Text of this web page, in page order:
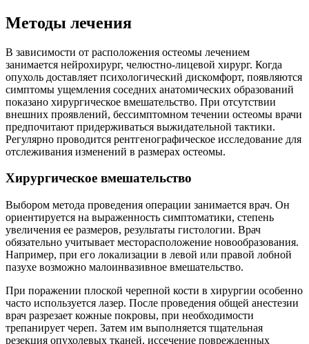
Методы лечения
В зависимости от расположения остеомы лечением
занимается нейрохирург, челюстно-лицевой хирург. Когда
опухоль доставляет психологический дискомфорт, появляются
симптомы ущемления соседних анатомических образований
показано хирургическое вмешательство. При отсутствии
внешних проявлений, бессимптомном течении остеомы врачи
предпочитают придерживаться выжидательной тактики.
Регулярно проводится рентгенографическое исследование для
отслеживания изменений в размерах остеомы.
Хирургическое вмешательство
Выбором метода проведения операции занимается врач. Он
ориентируется на выраженность симптоматики, степень
увеличения ее размеров, результаты гистологии. Врач
обязательно учитывает месторасположение новообразования.
Например, при его локализации в левой или правой лобной
пазухе возможно малоинвазивное вмешательство.
При поражении плоской черепной кости в хирургии особенно
часто используется лазер. После проведения общей анестезии
врач разрезает кожные покровы, при необходимости
трепанирует череп. Затем им выполняется тщательная
резекция опухолевых тканей, иссечение поврежденных